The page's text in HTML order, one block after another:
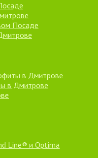
Посаде
в Дмитрове
в Дмитрове
Line® и Optima